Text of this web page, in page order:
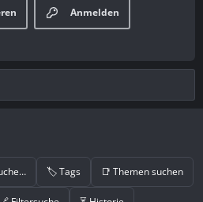
Anmelden
🏷️ Tags 📑 Themen suchen